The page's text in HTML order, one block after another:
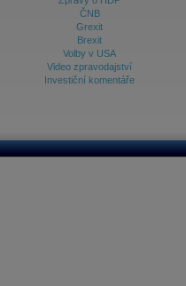
ČNB
Grexit
Brexit
Volby v USA
Video zpravodajství
Investiční komentáře